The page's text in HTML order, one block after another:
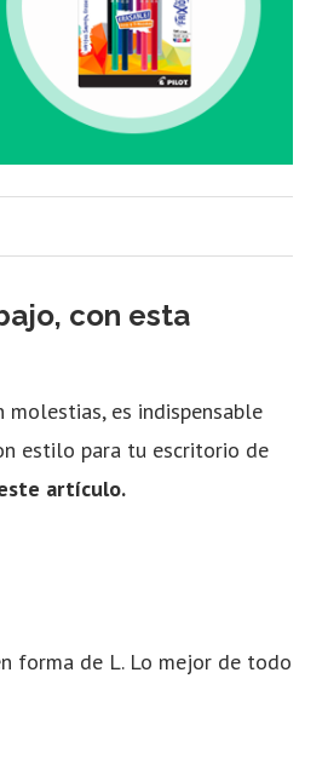
con esta
es indispensable
estilo para tu escritorio de
artículo.
forma de L. Lo mejor de todo